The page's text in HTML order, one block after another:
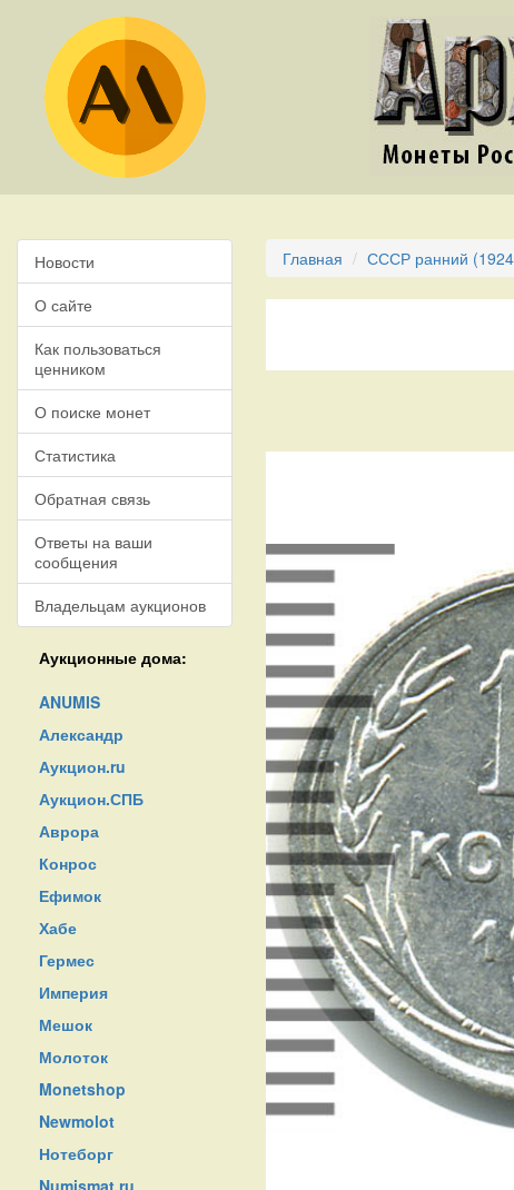
Новости
О сайте
Как пользоваться
ценником
О поиске монет
Статистика
Обратная связь
Ответы на ваши
сообщения
Владельцам аукционов
Аукционные дома:
ANUMIS
Александр
Аукцион.ru
Аукцион.СПБ
Аврора
Конрос
Ефимок
Хабе
Гермес
Империя
Мешок
Молоток
Monetshop
Newmolot
Нотеборг
Numismat.ru
Главная СССР ранний